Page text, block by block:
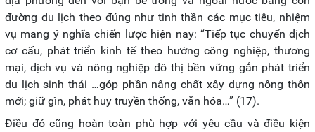
đường du lịch theo đúng như tinh thần các mục tiêu, nhiệm
vụ mang ý nghĩa chiến lược hiện nay: “Tiếp tục chuyển dịch
cơ cấu, phát triển kinh tế theo hướng công nghiệp, thương
mại, dịch vụ và nông nghiệp đô thị bền vững gắn phát triển
du lịch sinh thái …góp phần nâng chất xây dựng nông thôn
mới; giữ gìn, phát huy truyền thống, văn hóa…” (17).
Điều đó cũng hoàn toàn phù hợp với yêu cầu và điều kiện